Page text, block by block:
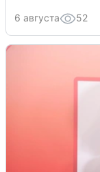
6 августа 52